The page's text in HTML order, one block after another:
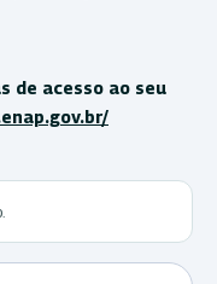
de acesso ao seu